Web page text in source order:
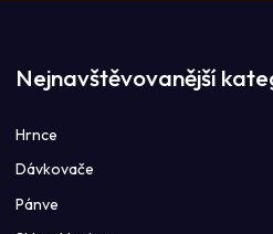
Nejnavštěvovanější
Hrnce
Dávkovače
Pánve